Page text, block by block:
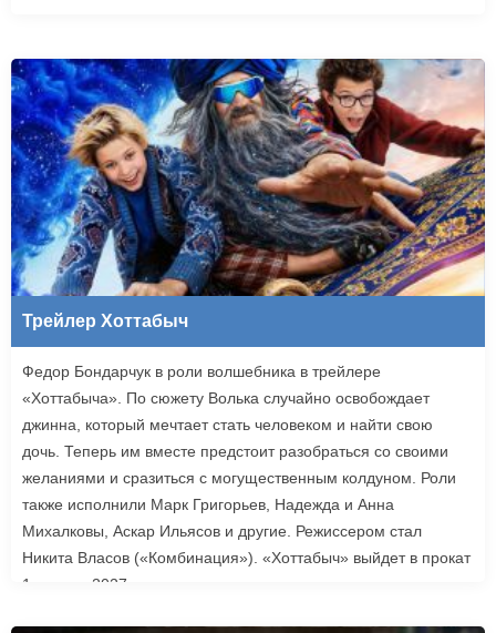
Трейлер Хоттабыч
Федор Бондарчук в роли волшебника в трейлере
«Хоттабыча». По сюжету Волька случайно освобождает
джинна, который мечтает стать человеком и найти свою
дочь. Теперь им вместе предстоит разобраться со своими
желаниями и сразиться с могущественным колдуном. Роли
также исполнили Марк Григорьев, Надежда и Анна
Михалковы, Аскар Ильясов и другие. Режиссером стал
Никита Власов («Комбинация»). «Хоттабыч» выйдет в прокат
1 января 2027 года.